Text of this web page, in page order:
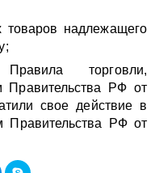
товаров надлежащего
торговли,
Правительства РФ от
свое действие в
Правительства РФ от